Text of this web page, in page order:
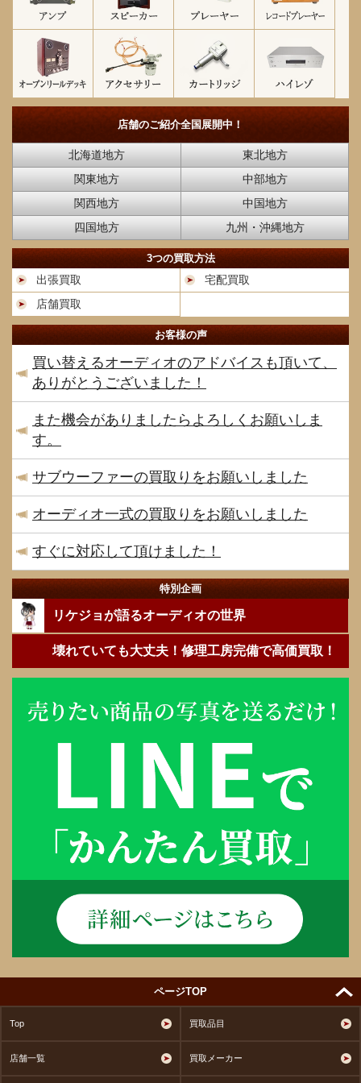
店舗のご紹介全国展開中！
北海道地方
東北地方
関東地方
中部地方
関西地方
中国地方
四国地方
九州・沖縄地方
3つの買取方法
出張買取
宅配買取
店舗買取
お客様の声
買い替えるオーディオのアドバイスも頂いて、
ありがとうございました！
また機会がありましたらよろしくお願いしま
す。
サブウーファーの買取りをお願いしました
オーディオ一式の買取りをお願いしました
すぐに対応して頂けました！
特別企画
リケジョが語るオーディオの世界
壊れていても大丈夫！修理工房完備で高価買取！
ページTOP
Top 買取品目
店舗一覧 買取メーカー